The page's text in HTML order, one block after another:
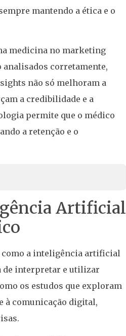
mantendo a ética e o
medicina no marketing
analisados corretamente,
não só melhoram a
a credibilidade e a
permite que o médico
a retenção e o
Artificial
como a inteligência artificial
de interpretar e utilizar
os estudos que exploram
à comunicação digital,